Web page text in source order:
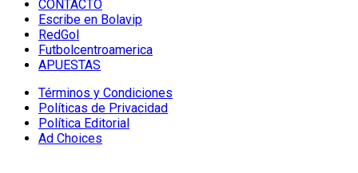
CONTACTO
Escribe en Bolavip
RedGol
Futbolcentroamerica
APUESTAS
Términos y Condiciones
Políticas de Privacidad
Política Editorial
Ad Choices